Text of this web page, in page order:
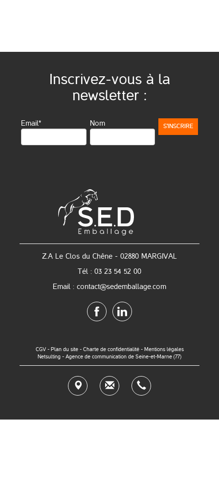
Inscrivez-vous à la
newsletter :
Email* Nom
Z.A Le Clos du Chêne - 02880 MARGIVAL
Tél : 03 23 54 52 00
Email : contact@sedemballage.com
CGV- Plan du site- Charte de confidentialité- Mentions légales
Netsulting - Agence de communication de Seine-et-Marne (77)